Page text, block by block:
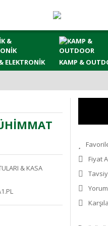
ELEKTRONİK KAMP &
& KASA
Fiyat